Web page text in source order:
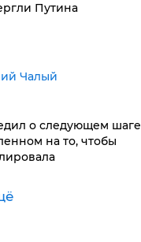
Путина
Чалый
о следующем шаге
на то, чтобы